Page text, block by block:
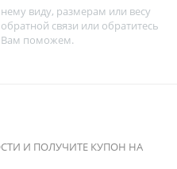
виду, размерам или весу
связи или обратитесь
Вам поможем.
И ПОЛУЧИТЕ КУПОН НА